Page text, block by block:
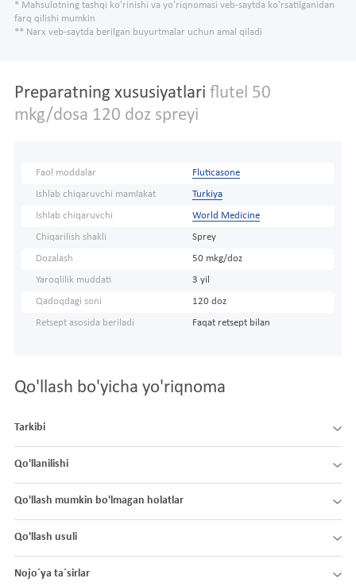
* Mahsulotning tashqi ko'rinishi va yo'riqnomasi veb-saytda ko'rsatilganidan
farq qilishi mumkin
** Narx veb-saytda berilgan buyurtmalar uchun amal qiladi
Preparatning xususiyatlari flutel 50
mkg/dosa 120 doz spreyi
Faol moddalar Fluticasone
Ishlab chiqaruvchi mamlakat Turkiya
Ishlab chiqaruvchi World Medicine
Chiqarilish shakli Sprey
Dozalash 50 mkg/doz
Yaroqlilik muddati 3 yil
Qadoqdagi soni 120 doz
Retsept asosida beriladi Faqat retsept bilan
Qo'llash bo'yicha yo'riqnoma
Tarkibi
Qo'llanilishi
Qo'llash mumkin bo'lmagan holatlar
Qo'llash usuli
Nojo´ya ta´sirlar